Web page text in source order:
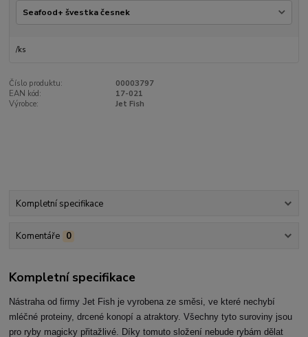
/ks
Číslo produktu:
00003797
EAN kód:
17-021
Výrobce:
Jet Fish
Kompletní specifikace
Komentáře 0
Kompletní specifikace
Nástraha od firmy Jet Fish je vyrobena ze směsi, ve které nechybí
mléčné proteiny, drcené konopí a atraktory. Všechny tyto suroviny jsou
pro ryby magicky přitažlivé. Díky tomuto složení nebude rybám dělat